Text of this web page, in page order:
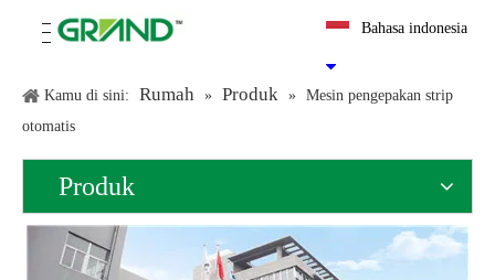
Bahasa indonesia
Kamu di sini: Rumah » Produk » Mesin pengepakan strip
otomatis
Produk